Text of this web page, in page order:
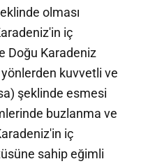
olması
iç
Doğu Karadeniz
yönlerden kuvvetli ve
şeklinde esmesi
buzlanma ve
iç
sahip eğimli